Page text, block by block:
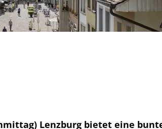
Lenzburg bietet eine